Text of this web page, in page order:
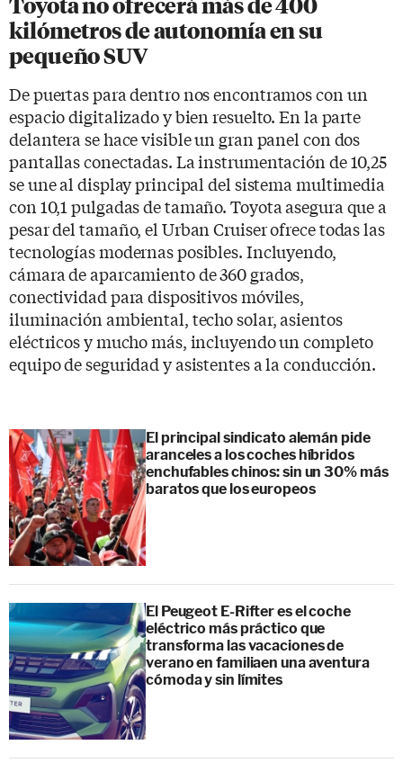
Toyota no ofrecerá más de 400
kilómetros de autonomía en su
pequeño SUV
De puertas para dentro nos encontramos con un
espacio digitalizado y bien resuelto. En la parte
delantera se hace visible un gran panel con dos
pantallas conectadas. La instrumentación de 10,25
se une al display principal del sistema multimedia
con 10,1 pulgadas de tamaño. Toyota asegura que a
pesar del tamaño, el Urban Cruiser ofrece todas las
tecnologías modernas posibles. Incluyendo,
cámara de aparcamiento de 360 grados,
conectividad para dispositivos móviles,
iluminación ambiental, techo solar, asientos
eléctricos y mucho más, incluyendo un completo
equipo de seguridad y asistentes a la conducción.
El principal sindicato alemán pide
aranceles a los coches híbridos
enchufables chinos: sin un 30% más
baratos que los europeos
El Peugeot E-Rifter es el coche
eléctrico más práctico que
transforma las vacaciones de
verano en familiaen una aventura
cómoda y sin límites